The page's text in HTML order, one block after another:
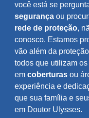
você está se
segurança ou
rede de proteção,
conosco. Estamos
vão além da
todos que utilizam
em coberturas ou
experiência e
que sua família e
em Doutor Ulysses.